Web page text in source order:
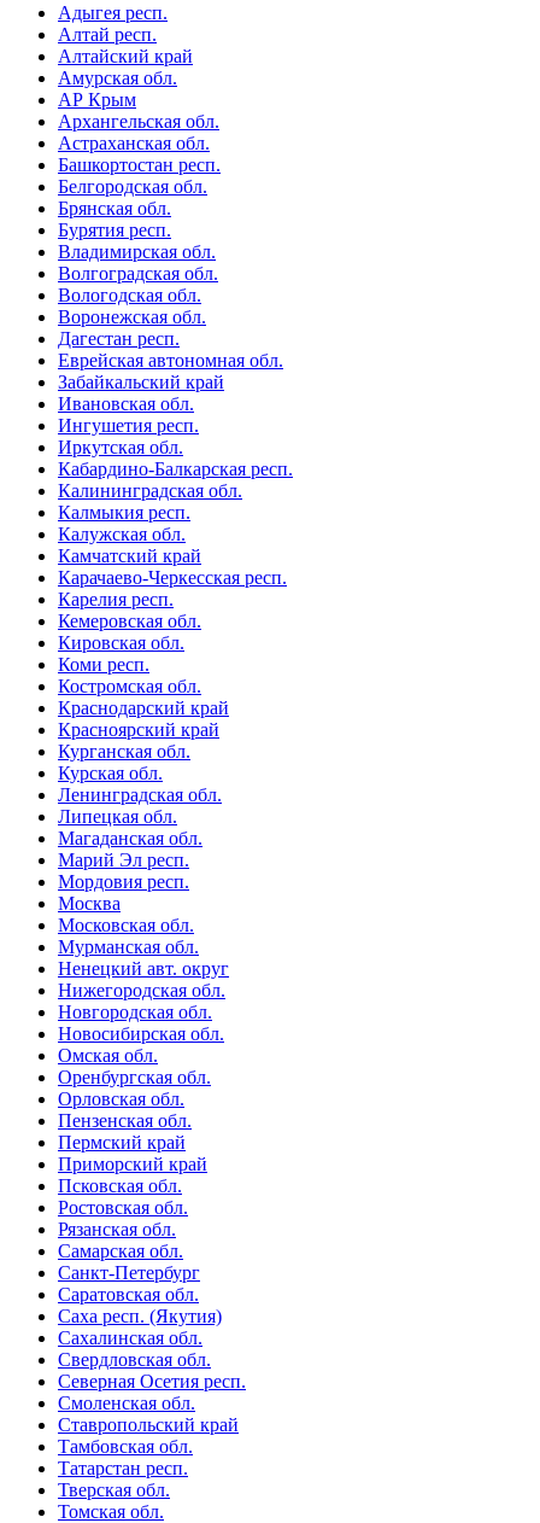
Адыгея респ.
Алтай респ.
Алтайский край
Амурская обл.
АР Крым
Архангельская обл.
Астраханская обл.
Башкортостан респ.
Белгородская обл.
Брянская обл.
Бурятия респ.
Владимирская обл.
Волгоградская обл.
Вологодская обл.
Воронежская обл.
Дагестан респ.
Еврейская автономная обл.
Забайкальский край
Ивановская обл.
Ингушетия респ.
Иркутская обл.
Кабардино-Балкарская респ.
Калининградская обл.
Калмыкия респ.
Калужская обл.
Камчатский край
Карачаево-Черкесская респ.
Карелия респ.
Кемеровская обл.
Кировская обл.
Коми респ.
Костромская обл.
Краснодарский край
Красноярский край
Курганская обл.
Курская обл.
Ленинградская обл.
Липецкая обл.
Магаданская обл.
Марий Эл респ.
Мордовия респ.
Москва
Московская обл.
Мурманская обл.
Ненецкий авт. округ
Нижегородская обл.
Новгородская обл.
Новосибирская обл.
Омская обл.
Оренбургская обл.
Орловская обл.
Пензенская обл.
Пермский край
Приморский край
Псковская обл.
Ростовская обл.
Рязанская обл.
Самарская обл.
Санкт-Петербург
Саратовская обл.
Саха респ. (Якутия)
Сахалинская обл.
Свердловская обл.
Северная Осетия респ.
Смоленская обл.
Ставропольский край
Тамбовская обл.
Татарстан респ.
Тверская обл.
Томская обл.